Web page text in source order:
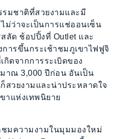
มชาติที่สวยงามและมี
ม่ว่าจะเป็นการแช่ออนเซ็น
ด ช้อปปิ้งที่ Outlet และ
ารขึ้นกระเช้าชมภูเขาไฟฟูจิ
กิดจากการระเบิดของ
มาณ 3,000 ปีก่อน อันเป็น
สวยงามและน่าประหลาดใจ
าแห่งเทพนิยาย
มความงามในมุมมองใหม่